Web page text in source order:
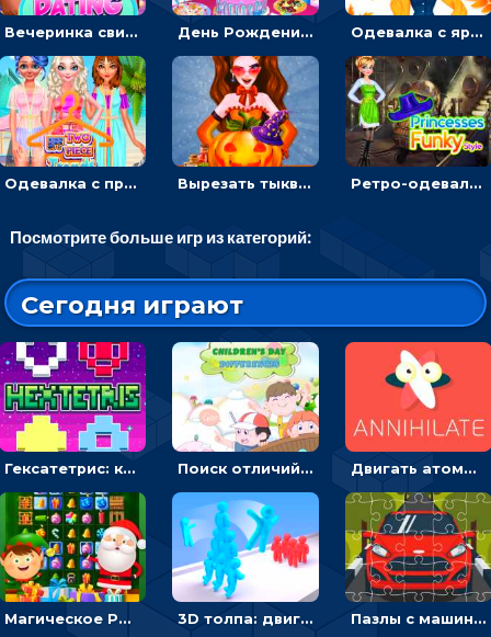
Вечеринка свиданий: одевалка для влюбленных День Рождения Тейлор: печь торт для девочки или наряжать именинницу Одевалка с яркими осенними нарядами: собирать образ для прогулки
Одевалка с принцессами на пляже Вырезать тыкву и одевать Харли Квинн - одевалка с карвингом Ретро-одевалка: Принцессы преображаются в стиле фанк
Посмотрите больше игр из категорий:
Сегодня играют
Гексатетрис: кидать блок, чтобы складывать три в ряд - головоломка Поиск отличий на картинках с детьми - головоломка Двигать атомы, чтобы соединить – головоломка
Магическое Рождество: соедини три в ряд и выполни задание 3D толпа: двигаться и собирать цветных человечков Пазлы с машинами Форд: собирать картинки и открывать новые